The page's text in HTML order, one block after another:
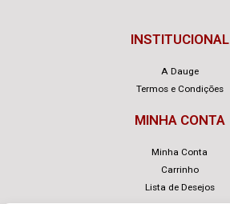
INSTITUCIONAL
A Dauge
Termos e Condições
MINHA CONTA
Minha Conta
Carrinho
Lista de Desejos